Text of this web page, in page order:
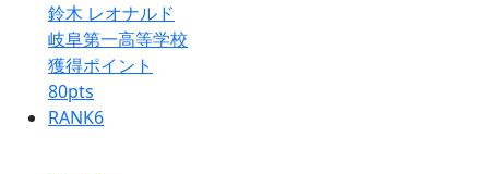
鈴木 レオナルド
岐阜第一高等学校
獲得ポイント
80pts
RANK6